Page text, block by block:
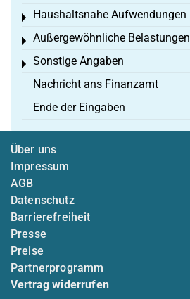
Haushaltsnahe Aufwendungen
Toggle menu
Außergewöhnliche Belastungen
Toggle menu
Sonstige Angaben
Toggle menu
Nachricht ans Finanzamt
Ende der Eingaben
Über uns
Impressum
AGB
Datenschutz
Barrierefreiheit
Presse
Preise
Partnerprogramm
Vertrag widerrufen